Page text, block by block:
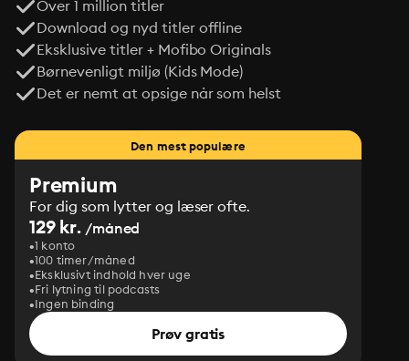
Over 1 million titler
Download og nyd titler offline
Eksklusive titler + Mofibo Originals
Børnevenligt miljø (Kids Mode)
Det er nemt at opsige når som helst
Den mest populære
Premium
For dig som lytter og læser ofte.
129 kr. /måned
1 konto
100 timer/måned
Eksklusivt indhold hver uge
Fri lytning til podcasts
Ingen binding
Prøv gratis